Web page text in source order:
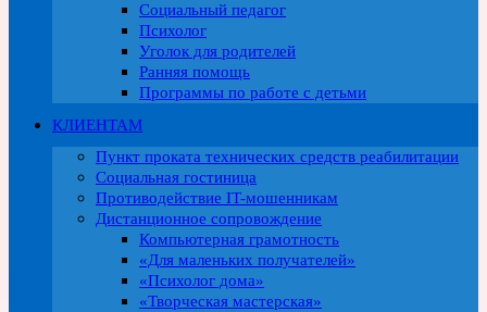
Социальный педагог
Психолог
Уголок для родителей
Ранняя помощь
Программы по работе с детьми
КЛИЕНТАМ
Пункт проката технических средств реабилитации
Социальная гостиница
Противодействие IT-мошенникам
Дистанционное сопровождение
Компьютерная грамотность
«Для маленьких получателей»
«Психолог дома»
«Творческая мастерская»